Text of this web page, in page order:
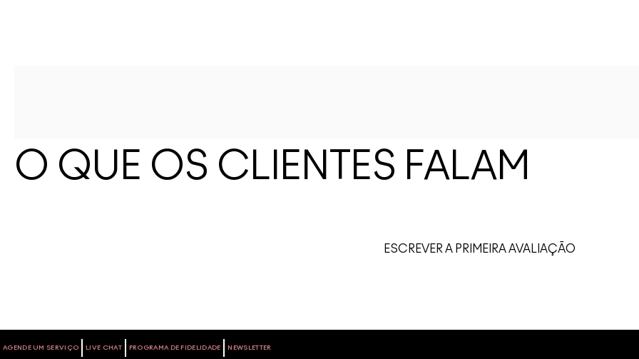
O QUE OS CLIENTES FALAM
ESCREVER A PRIMEIRA AVALIAÇÃO
AGENDE UM SERVIÇO LIVE CHAT PROGRAMA DE FIDELIDADE NEWSLETTER